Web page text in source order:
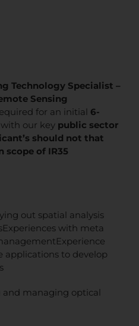
Technology Specialist –
Sensing
for an initial 6-
our key public sector
should not that
of IR35
out spatial analysis
with meta
applications to develop
and managing optical